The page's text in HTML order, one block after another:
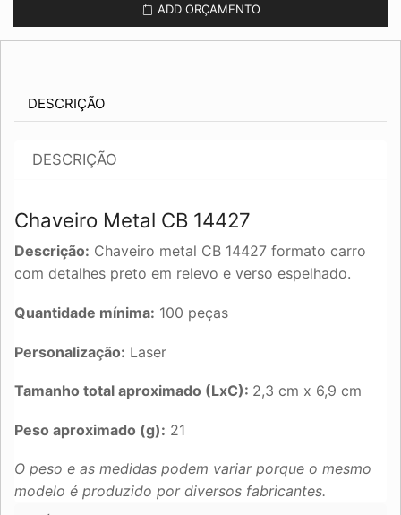
quantidade
ADD ORÇAMENTO
DESCRIÇÃO
DESCRIÇÃO
Chaveiro Metal CB 14427
Descrição: Chaveiro metal CB 14427 formato carro
com detalhes preto em relevo e verso espelhado.
Quantidade mínima: 100 peças
Personalização: Laser
Tamanho total aproximado (LxC): 2,3 cm x 6,9 cm
Peso aproximado (g): 21
O peso e as medidas podem variar porque o mesmo
modelo é produzido por diversos fabricantes.